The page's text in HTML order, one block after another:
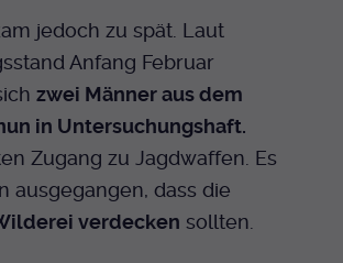
jedoch zu spät. Laut
Anfang Februar
zwei Männer aus dem
in Untersuchungshaft.
Zugang zu Jagdwaffen. Es
ausgegangen, dass die
verdecken sollten.